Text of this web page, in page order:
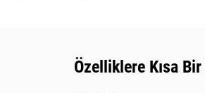
Özelliklere Kısa Bir